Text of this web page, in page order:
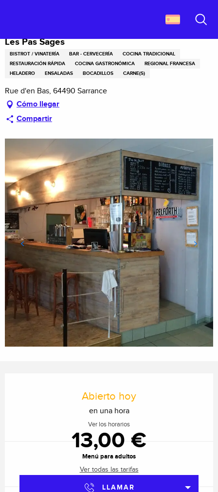
principal
Les Pas Sages
BISTROT / VINATERÍA BAR - CERVECERÍA
COCINA TRADICIONAL
RESTAURACIÓN RÁPIDA
COCINA GASTRONÓMICA
REGIONAL FRANCESA
HELADERO
ENSALADAS BOCADILLOS CARNE(S)
Rue d'en Bas, 64490 Sarrance
Cómo llegar
Compartir
Abierto hoy
en una hora
Ver los horarios
13,00 €
Menú para adultos
Ver todas las tarifas
LLAMAR